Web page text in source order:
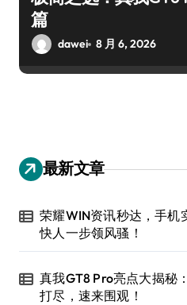
篇
dawei 8 月 6, 2026
最新文章
荣耀WIN资讯秒达，手机
快人一步领风骚！
真我GT8 Pro亮点大揭秘
打尽，速来围观！